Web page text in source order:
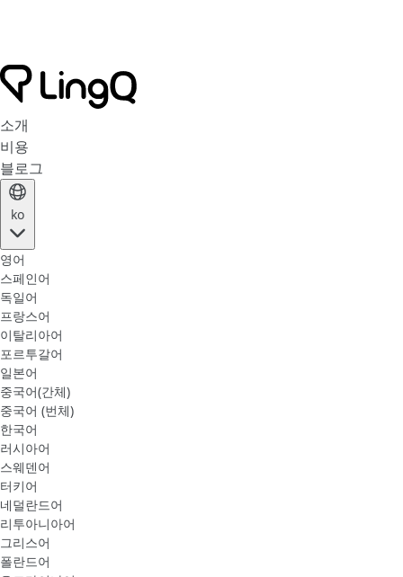
소개
비용
블로그
ko
영어
스페인어
독일어
프랑스어
이탈리아어
포르투갈어
일본어
중국어(간체)
중국어 (번체)
한국어
러시아어
스웨덴어
터키어
네덜란드어
리투아니아어
그리스어
폴란드어